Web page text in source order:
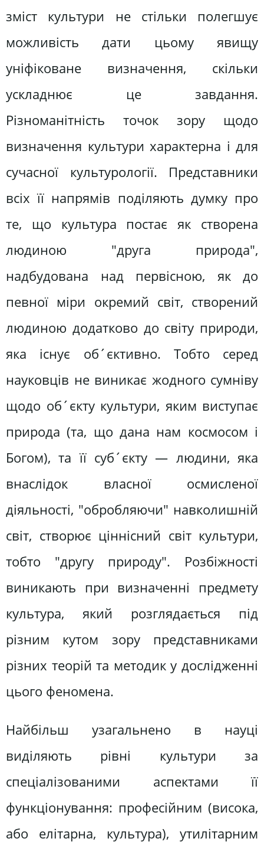
зміст культури не стільки полегшує
можливість дати цьому явищу
уніфіковане визначення, скільки
ускладнює це завдання.
Різноманітність точок зору щодо
визначення культури характерна і для
сучасної культурології. Представники
всіх її напрямів поділяють думку про
те, що культура постає як створена
людиною "друга природа",
надбудована над первісною, як до
певної міри окремий світ, створений
людиною додатково до світу природи,
яка існує об´єктивно. Тобто серед
науковців не виникає жодного сумніву
щодо об´єкту культури, яким виступає
природа (та, що дана нам космосом і
Богом), та її суб´єкту — людини, яка
внаслідок власної осмисленої
діяльності, "обробляючи" навколишній
світ, створює ціннісний світ культури,
тобто "другу природу". Розбіжності
виникають при визначенні предмету
культура, який розглядається під
різним кутом зору представниками
різних теорій та методик у дослідженні
цього феномена.
Найбільш узагальнено в науці
виділяють рівні культури за
спеціалізованими аспектами її
функціонування: професійним (висока,
або елітарна, культура), утилітарним